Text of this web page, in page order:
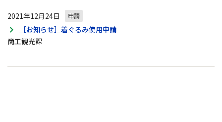
2021年12月24日 申請
［お知らせ］着ぐるみ使用申請
商工観光課